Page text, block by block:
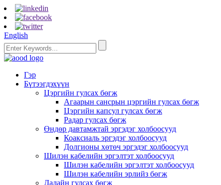
English
Гэр
Бүтээгдэхүүн
Цэргийн гулсах бөгж
Агаарын сансрын цэргийн гулсах бөгж
Цэргийн капсул гулсах бөгж
Радар гулсах бөгж
Өндөр давтамжтай эргэдэг холбоосууд
Коаксиаль эргэдэг холбоосууд
Долгионы хөтөч эргэдэг холбоосууд
Шилэн кабелийн эргэлтэт холбоосууд
Шилэн кабелийн эргэлтэт холбоосууд
Шилэн кабелийн эрлийз бөгж
Далайн гулсах бөгж